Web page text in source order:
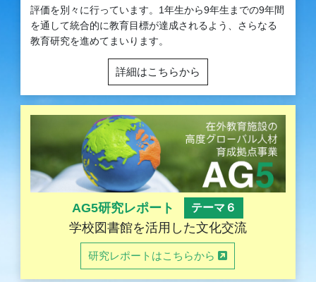
評価を別々に行っています。1年生から9年生までの9年間
を通して統合的に教育目標が達成されるよう、さらなる
教育研究を進めてまいります。
詳細はこちらから
AG5研究レポート テーマ６
学校図書館を活用した文化交流
研究レポートはこちらから